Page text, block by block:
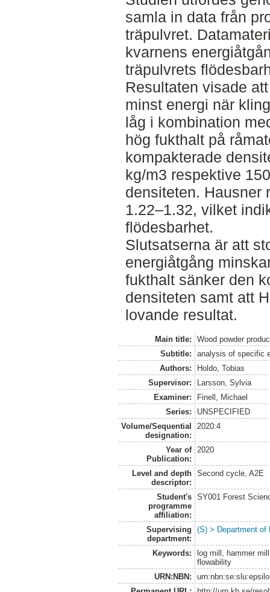
samla in data från
träpulvret.
kvarnens
träpulvrets
Resultaten visade
minst energi när
låg i kombination
hög fukthalt på
kompakterade
kg/m3 respektive
densiteten. Hausner
1.22–1.32, vilket
flödesbarhet.
Slutsatserna är att
energiåtgång
fukthalt sänker den
densiteten samt att
lovande resultat.
Main title:
Wood powder
Subtitle:
analysis of specific
Authors:
Holdo, Tobias
Supervisor:
Larsson, Sylvia
Examiner:
Finell, Michael
Series:
UNSPECIFIED
Volume/Sequential
designation:
2020:4
Year of
Publication:
2020
Level and depth
descriptor:
Second cycle, A2E
Student's
programme
affiliation:
SY001 Forest
Supervising
department:
(S) > Department of
Keywords:
log mill, hammer
flowability
URN:NBN: